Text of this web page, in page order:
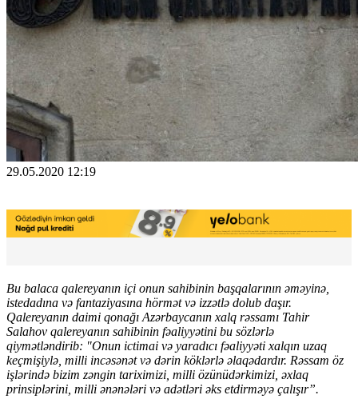
29.05.2020 12:19
Bu balaca qalereyanın içi onun sahibinin başqalarının əməyinə,
istedadına və fantaziyasına hörmət və izzətlə dolub daşır.
Qalereyanın daimi qonağı Azərbaycanın xalq rəssamı Tahir
Salahov qalereyanın sahibinin fəaliyyətini bu sözlərlə
qiymətləndirib: "Onun ictimai və yaradıcı fəaliyyəti xalqın uzaq
keçmişiylə, milli incəsənət və dərin köklərlə əlaqədardır. Rəssam öz
işlərində bizim zəngin tariximizi, milli özünüdərkimizi, əxlaq
prinsiplərini, milli ənənələri və adətləri əks etdirməyə çalışır”.